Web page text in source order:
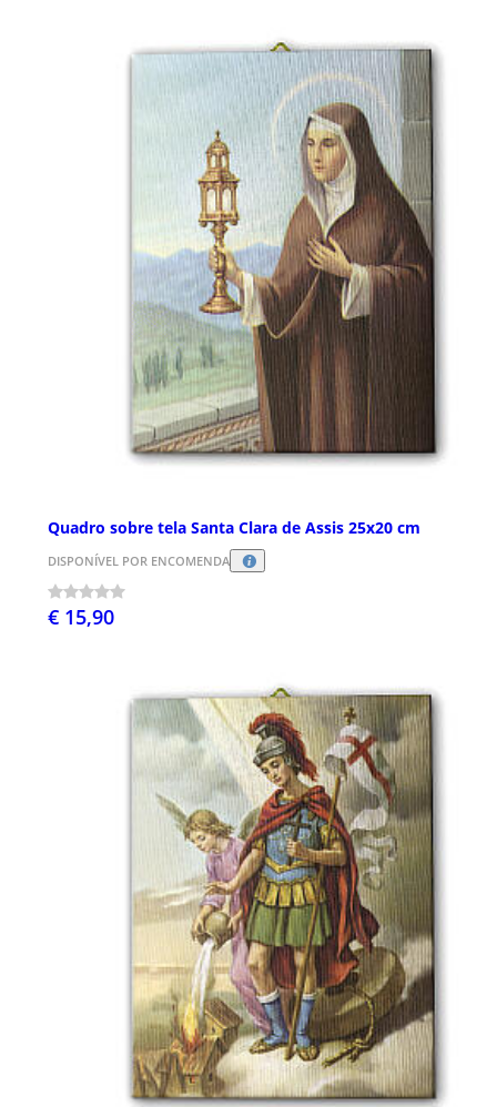
Quadro sobre tela Santa Clara de Assis 25x20 cm
DISPONÍVEL POR ENCOMENDA
€ 15,90